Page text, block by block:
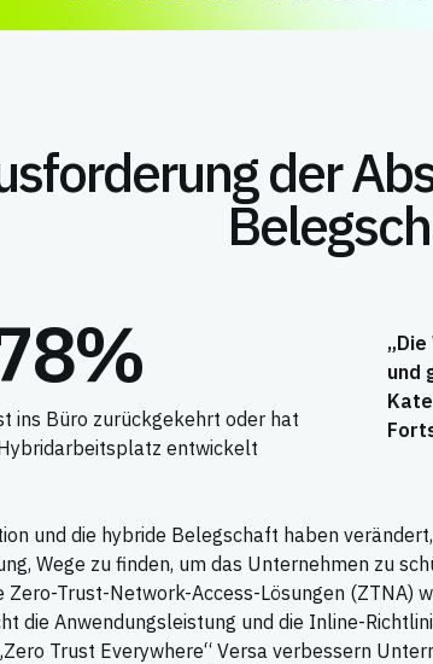
der
ins Büro zurückgekehrt oder hat
entwickelt
und
und die hybride Belegschaft haben
Wege zu finden, um das Unternehmen zu
Zero-Trust-Network-Access-Lösungen (ZTNA)
die Anwendungsleistung und die Inline-
Trust Everywhere“ Versa verbessern